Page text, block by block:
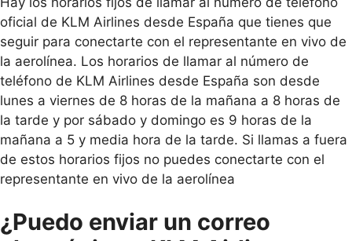
oficial de KLM Airlines desde España que tienes que
seguir para conectarte con el representante en vivo de
la aerolínea. Los horarios de llamar al número de
teléfono de KLM Airlines desde España son desde
lunes a viernes de 8 horas de la mañana a 8 horas de
la tarde y por sábado y domingo es 9 horas de la
mañana a 5 y media hora de la tarde. Si llamas a fuera
de estos horarios fijos no puedes conectarte con el
representante en vivo de la aerolínea
¿Puedo enviar un correo